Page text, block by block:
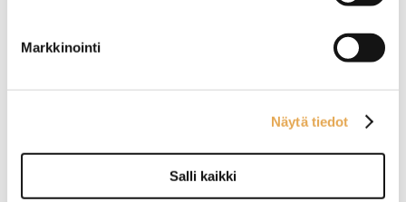
Markkinointi
Näytä tiedot
Salli kaikki
Ruokahaarukka Alex
Pituus 21cm